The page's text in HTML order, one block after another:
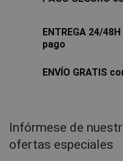
ENTREGA 24/
pago
ENVÍO GRATIS
Infórmese de
ofertas especiales